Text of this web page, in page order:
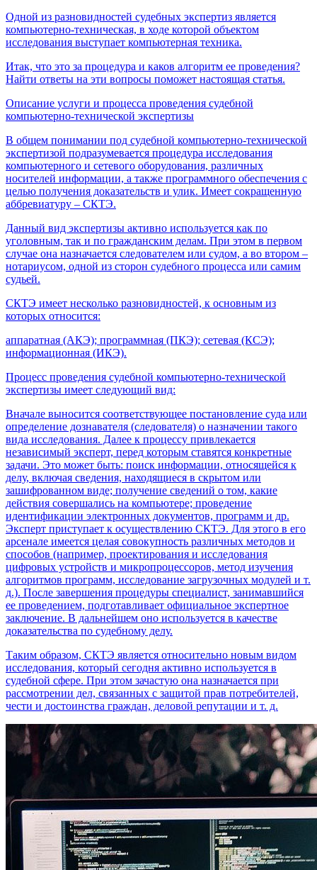
Одной из разновидностей судебных экспертиз является
компьютерно-техническая, в ходе которой объектом
исследования выступает компьютерная техника.
Итак, что это за процедура и каков алгоритм ее проведения?
Найти ответы на эти вопросы поможет настоящая статья.
Описание услуги и процесса проведения судебной
компьютерно-технической экспертизы
В общем понимании под судебной компьютерно-технической
экспертизой подразумевается процедура исследования
компьютерного и сетевого оборудования, различных
носителей информации, а также программного обеспечения с
целью получения доказательств и улик. Имеет сокращенную
аббревиатуру – СКТЭ.
Данный вид экспертизы активно используется как по
уголовным, так и по гражданским делам. При этом в первом
случае она назначается следователем или судом, а во втором –
нотариусом, одной из сторон судебного процесса или самим
судьей.
СКТЭ имеет несколько разновидностей, к основным из
которых относится:
аппаратная (АКЭ); программная (ПКЭ); сетевая (КСЭ);
информационная (ИКЭ).
Процесс проведения судебной компьютерно-технической
экспертизы имеет следующий вид:
Вначале выносится соответствующее постановление суда или
определение дознавателя (следователя) о назначении такого
вида исследования. Далее к процессу привлекается
независимый эксперт, перед которым ставятся конкретные
задачи. Это может быть: поиск информации, относящейся к
делу, включая сведения, находящиеся в скрытом или
зашифрованном виде; получение сведений о том, какие
действия совершались на компьютере; проведение
идентификации электронных документов, программ и др.
Эксперт приступает к осуществлению СКТЭ. Для этого в его
арсенале имеется целая совокупность различных методов и
способов (например, проектирования и исследования
цифровых устройств и микропроцессоров, метод изучения
алгоритмов программ, исследование загрузочных модулей и т.
д.). После завершения процедуры специалист, занимавшийся
ее проведением, подготавливает официальное экспертное
заключение. В дальнейшем оно используется в качестве
доказательства по судебному делу.
Таким образом, СКТЭ является относительно новым видом
исследования, который сегодня активно используется в
судебной сфере. При этом зачастую она назначается при
рассмотрении дел, связанных с защитой прав потребителей,
чести и достоинства граждан, деловой репутации и т. д.